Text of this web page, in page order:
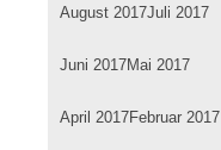
August 2017Juli 2017
Juni 2017Mai 2017
April 2017Februar 2017